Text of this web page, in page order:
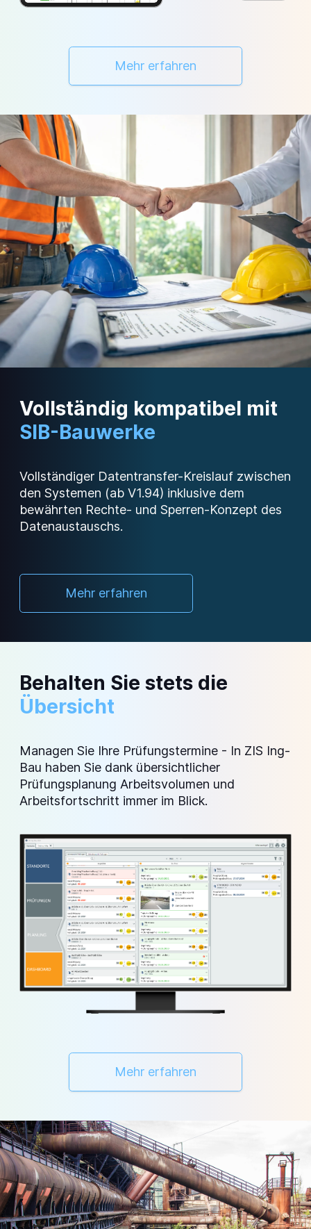
Mehr erfahren
Vollständig kompatibel mit
SIB-Bauwerke
Vollständiger Datentransfer-Kreislauf zwischen
den Systemen (ab V1.94) inklusive dem
bewährten Rechte- und Sperren-Konzept des
Datenaustauschs.
Mehr erfahren
Behalten Sie stets die
Übersicht
Managen Sie Ihre Prüfungstermine - In ZIS Ing-
Bau haben Sie dank übersichtlicher
Prüfungsplanung Arbeitsvolumen und
Arbeitsfortschritt immer im Blick.
Mehr erfahren